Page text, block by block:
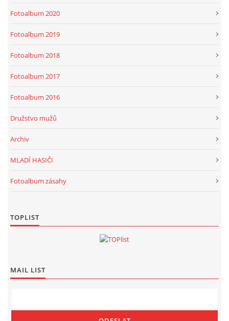
Fotoalbum 2020
Fotoalbum 2019
Fotoalbum 2018
Fotoalbum 2017
Fotoalbum 2016
Družstvo mužů
Archiv
MLADÍ HASIČI
Fotoalbum zásahy
TOPLIST
MAIL LIST